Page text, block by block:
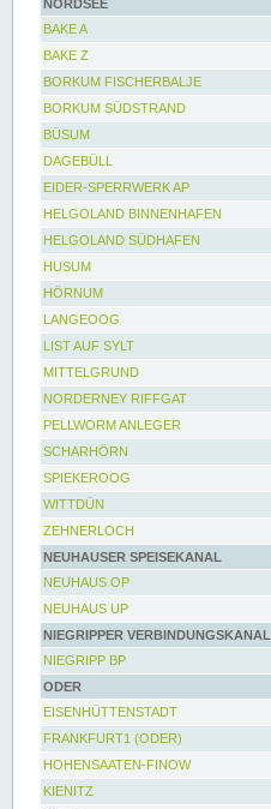
NORDSEE
BAKE A
BAKE Z
BORKUM FISCHERBALJE
BORKUM SÜDSTRAND
BÜSUM
DAGEBÜLL
EIDER-SPERRWERK AP
HELGOLAND BINNENHAFEN
HELGOLAND SÜDHAFEN
HUSUM
HÖRNUM
LANGEOOG
LIST AUF SYLT
MITTELGRUND
NORDERNEY RIFFGAT
PELLWORM ANLEGER
SCHARHÖRN
SPIEKEROOG
WITTDÜN
ZEHNERLOCH
NEUHAUSER SPEISEKANAL
NEUHAUS OP
NEUHAUS UP
NIEGRIPPER VERBINDUNGSKANAL
NIEGRIPP BP
ODER
EISENHÜTTENSTADT
FRANKFURT1 (ODER)
HOHENSAATEN-FINOW
KIENITZ